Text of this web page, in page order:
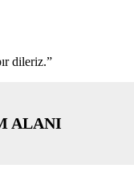
dileriz.”
ALANI